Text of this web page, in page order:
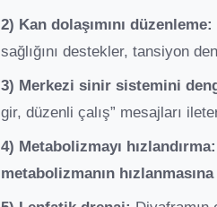
2) Kan dolaşımını düzenleme:
sağlığını destekler, tansiyon
3) Merkezi sinir sistemini
gir, düzenli çalış” mesajları
4) Metabolizmayı hızlandırma:
metabolizmanın hızlanmasına